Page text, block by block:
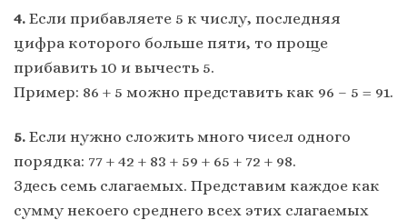
4. Если прибавляете 5 к числу, последняя
цифра которого больше пяти, то проще
прибавить 10 и вычесть 5.
Пример: 86 + 5 можно представить как 96 – 5 = 91.
5. Если нужно сложить много чисел одного
порядка: 77 + 42 + 83 + 59 + 65 + 72 + 98.
Здесь семь слагаемых. Представим каждое как
сумму некоего среднего всех этих слагаемых